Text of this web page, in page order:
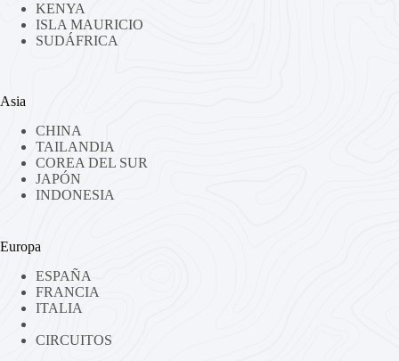
KENYA
ISLA MAURICIO
SUDÁFRICA
Asia
CHINA
TAILANDIA
COREA DEL SUR
JAPÓN
INDONESIA
Europa
ESPAÑA
FRANCIA
ITALIA
CIRCUITOS